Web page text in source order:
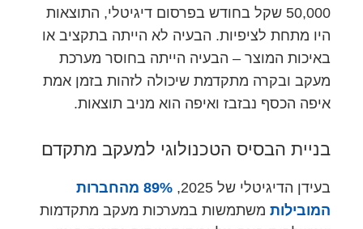
50,000 שקל בחודש בפרסום דיגיטלי, התוצאות
היו מתחת לציפיות. הבעיה לא הייתה בתקציב או
באיכות המוצר – הבעיה הייתה בחוסר מערכת
מעקב ובקרה מתקדמת שיכולה לזהות בזמן אמת
איפה הכסף נבזבז ואיפה הוא מניב תוצאות.
בניית הבסיס הטכנולוגי למעקב מתקדם
בעידן הדיגיטלי של 2025,
89% מהחברות
המובילות משתמשות במערכות מעקב מתקדמות